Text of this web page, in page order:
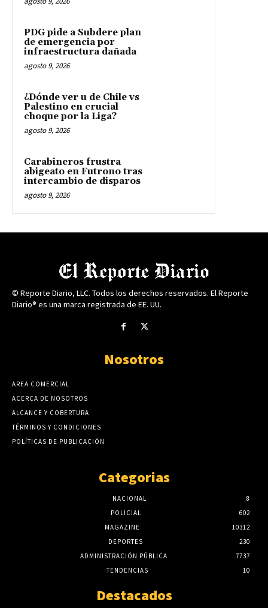
PDG pide a Subdere plan
de emergencia por
infraestructura dañada
agosto 9, 2026
¿Dónde ver u de Chile vs
Palestino en crucial
choque por la Liga?
agosto 9, 2026
Carabineros frustra
abigeato en Futrono tras
intercambio de disparos
agosto 9, 2026
© Reporte Diario, LLC. Todos los derechos reservados. El Reporte
Diario® es una marca registrada de EE. UU.
Nosotros
AREA COMERCIAL
ACERCA DE NOSOTROS
ALCANCE Y COBERTURA
TÉRMINOS Y CONDICIONES
POLÍTICAS DE PUBLICACIÓN
Categorias
NACIONAL
8
POLICIAL
602
MAGAZINE
10312
DEPORTES
230
ADMINISTRACIÓN PÚBLICA
7737
TENDENCIAS
10
Destacados